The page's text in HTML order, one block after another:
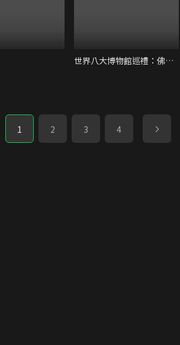
世界八大博物館巡禮：佛羅倫斯烏菲茲美術館
1 2 3 4